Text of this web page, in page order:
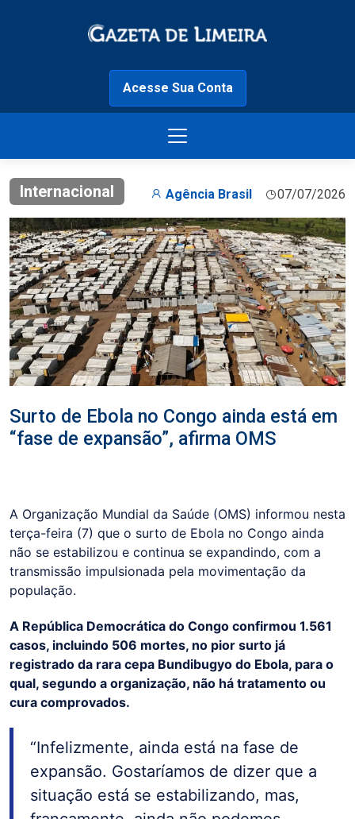
Acesse Sua Conta
Internacional Agência Brasil 07/07/2026
Surto de Ebola no Congo ainda está em
“fase de expansão”, afirma OMS
A Organização Mundial da Saúde (OMS) informou nesta
terça-feira (7) que o surto de Ebola no Congo ainda
não se estabilizou e continua se expandindo, com a
transmissão impulsionada pela movimentação da
população.
A República Democrática do Congo confirmou 1.561
casos, incluindo 506 mortes, no pior surto já
registrado da rara cepa Bundibugyo do Ebola, para o
qual, segundo a organização, não há tratamento ou
cura comprovados.
“Infelizmente, ainda está na fase de
expansão. Gostaríamos de dizer que a
situação está se estabilizando, mas,